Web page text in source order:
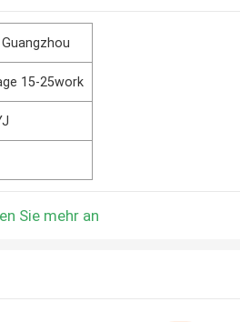
Guangzhou
15-25work
Sie mehr an